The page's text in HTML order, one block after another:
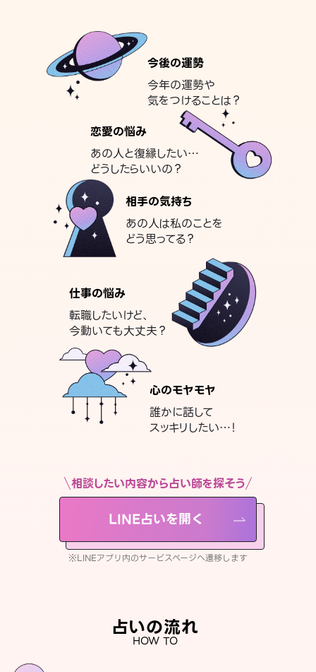
今後の運勢
今年の運勢や
気をつけることは？
恋愛の悩み
あの人と復縁したい…
どうしたらいいの？
相手の気持ち
あの人は私のことを
どう思ってる？
仕事の悩み
転職したいけど、
今動いても大丈夫？
心のモヤモヤ
誰かに話して
スッキリしたい…！
相談したい内容から占い師を探そう
LINE占いを開く
※LINEアプリ内のサービスページへ遷移します
占いの流れ
HOW TO